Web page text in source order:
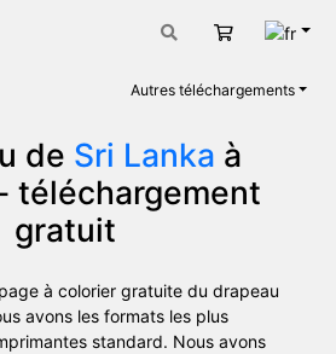
Panier
Autres téléchargements
de Sri Lanka à
téléchargement
gratuit
à colorier gratuite du drapeau
avons les formats les plus
standard. Nous avons